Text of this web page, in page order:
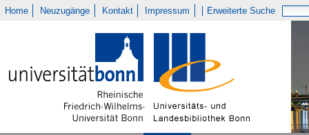
Home Neuzugänge Kontakt Impressum Erweiterte Suche